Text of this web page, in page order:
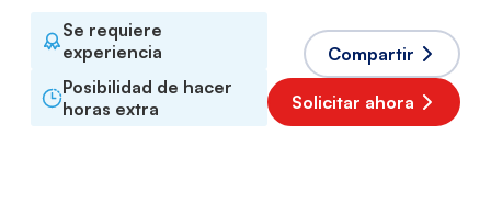
Se requiere
experiencia
Posibilidad de hacer
horas extra
Compartir
Solicitar ahora